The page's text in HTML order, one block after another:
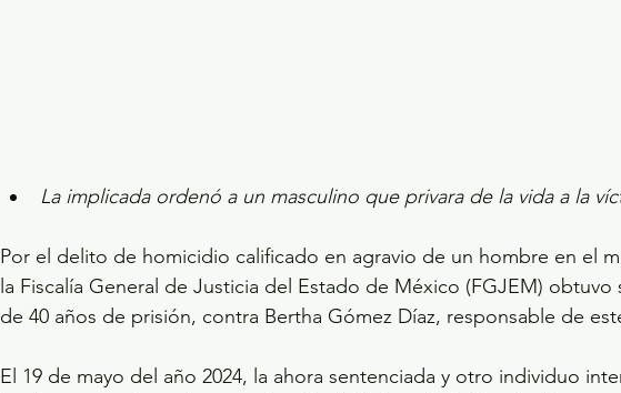
La implicada ordenó a un masculino que privara de la vida a la
Por el delito de homicidio calificado en agravio de un hombre en el
la Fiscalía General de Justicia del Estado de México (FGJEM)
de 40 años de prisión, contra Bertha Gómez Díaz, responsable de
El 19 de mayo del año 2024, la ahora sentenciada y otro individuo